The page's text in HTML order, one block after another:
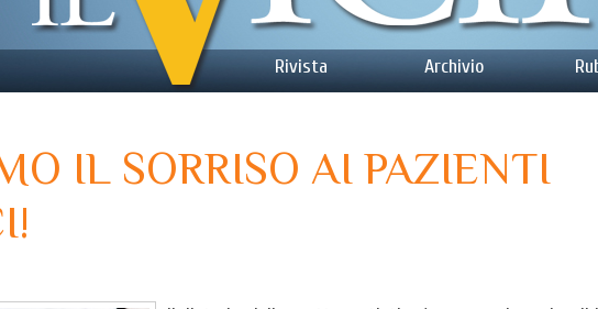
Rivista Archivio
IL SORRISO AI PAZIENTI